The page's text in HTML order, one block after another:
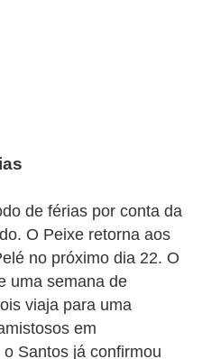
de férias por conta da
O Peixe retorna aos
no próximo dia 22. O
uma semana de
viaja para uma
em
Santos já confirmou